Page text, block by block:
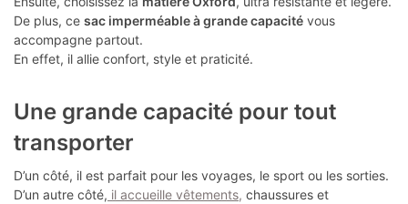
De plus, ce sac imperméable à grande capacité vous
accompagne partout.
En effet, il allie confort, style et praticité.
Une grande capacité pour tout
transporter
D’un côté, il est parfait pour les voyages, le sport ou les sorties.
D’un autre côté, il accueille vêtements, chaussures et